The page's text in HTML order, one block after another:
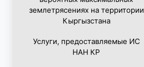
землетрясениях на территории
Кыргызстана
Услуги, предоставляемые ИС
НАН КР